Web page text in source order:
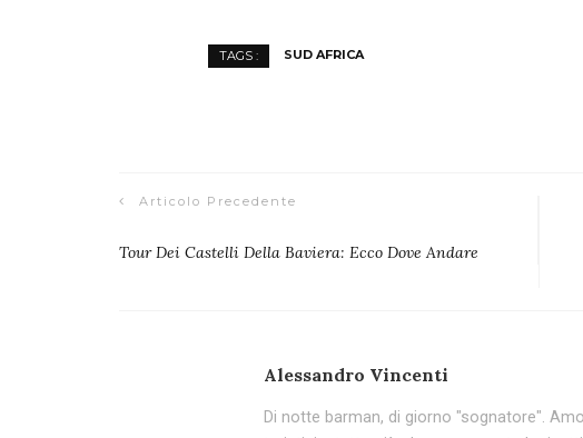
TAGS : SUD AFRICA
Articolo Precedente
Tour Dei Castelli Della Baviera: Ecco Dove Andare
Alessandro Vincenti
Di notte barman, di giorno "sognatore".